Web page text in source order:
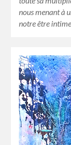
nous menant à
notre être